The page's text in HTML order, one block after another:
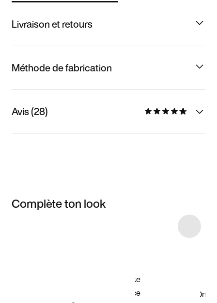
Livraison et retours
Méthode de fabrication
Avis (28)
Complète ton look